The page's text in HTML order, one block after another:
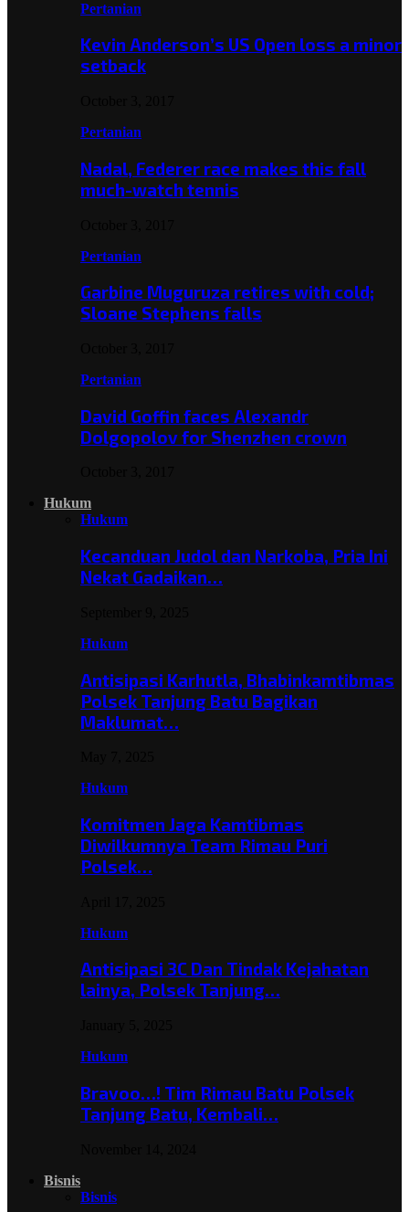
Pertanian
Kevin Anderson’s US Open loss a minor
setback
Pertanian
Nadal, Federer race makes this fall
much-watch tennis
Pertanian
Garbine Muguruza retires with cold;
Sloane Stephens falls
Pertanian
David Goffin faces Alexandr
Dolgopolov for Shenzhen crown
Hukum
Hukum
Kecanduan Judol dan Narkoba, Pria Ini
Nekat Gadaikan…
Hukum
Antisipasi Karhutla, Bhabinkamtibmas
Polsek Tanjung Batu Bagikan
Maklumat…
Hukum
Komitmen Jaga Kamtibmas
Diwilkumnya Team Rimau Puri
Polsek…
Hukum
Antisipasi 3C Dan Tindak Kejahatan
lainya, Polsek Tanjung…
Hukum
Bravoo…! Tim Rimau Batu Polsek
Tanjung Batu, Kembali…
Bisnis
Bisnis